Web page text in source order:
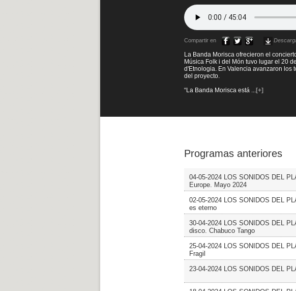
Compartir en
La Banda Morisca ofrecieron el
Música Folk i del Món tuvo lugar el 20
d'Etnologia. En Valencia avanzaron los
del proyecto.
“La Banda Morisca está
[+]
Programas anteriores
04-05-2024 LOS SONIDOS DEL
Europe. Mayo 2024
02-05-2024 LOS SONIDOS DEL
es eterno
30-04-2024 LOS SONIDOS DEL
disco. Chabuco Tango
25-04-2024 LOS SONIDOS DEL
Fragil
23-04-2024 LOS SONIDOS DEL